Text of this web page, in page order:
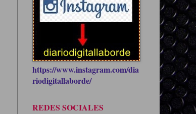
https://www.instagram.com/dia
riodigitallaborde/
REDES SOCIALES